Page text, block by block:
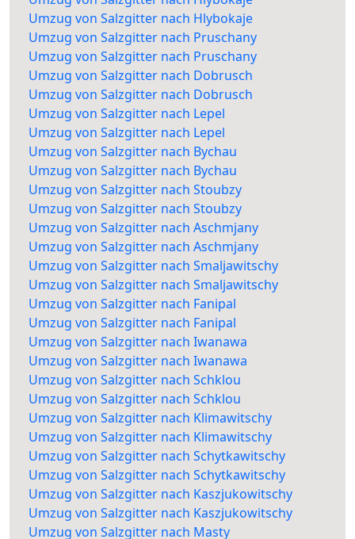
Umzug von Salzgitter nach Hlybokaje
Umzug von Salzgitter nach Pruschany
Umzug von Salzgitter nach Pruschany
Umzug von Salzgitter nach Dobrusch
Umzug von Salzgitter nach Dobrusch
Umzug von Salzgitter nach Lepel
Umzug von Salzgitter nach Lepel
Umzug von Salzgitter nach Bychau
Umzug von Salzgitter nach Bychau
Umzug von Salzgitter nach Stoubzy
Umzug von Salzgitter nach Stoubzy
Umzug von Salzgitter nach Aschmjany
Umzug von Salzgitter nach Aschmjany
Umzug von Salzgitter nach Smaljawitschy
Umzug von Salzgitter nach Smaljawitschy
Umzug von Salzgitter nach Fanipal
Umzug von Salzgitter nach Fanipal
Umzug von Salzgitter nach Iwanawa
Umzug von Salzgitter nach Iwanawa
Umzug von Salzgitter nach Schklou
Umzug von Salzgitter nach Schklou
Umzug von Salzgitter nach Klimawitschy
Umzug von Salzgitter nach Klimawitschy
Umzug von Salzgitter nach Schytkawitschy
Umzug von Salzgitter nach Schytkawitschy
Umzug von Salzgitter nach Kaszjukowitschy
Umzug von Salzgitter nach Kaszjukowitschy
Umzug von Salzgitter nach Masty